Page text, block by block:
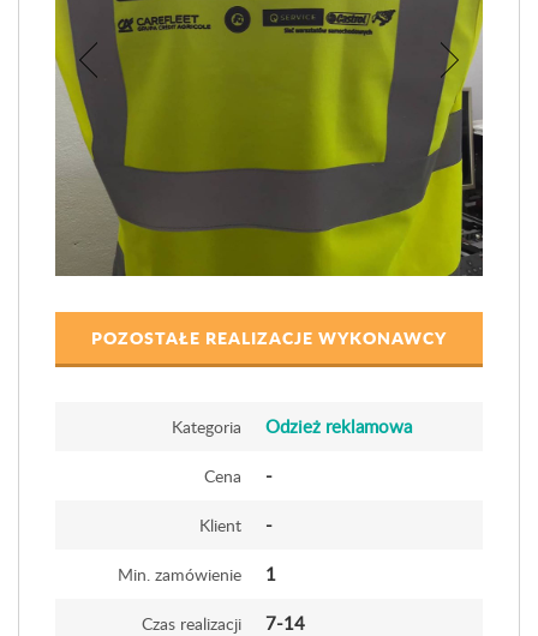
POZOSTAŁE REALIZACJE WYKONAWCY
Kategoria Odzież reklamowa
Cena -
Klient -
Min. zamówienie 1
Czas realizacji 7-14